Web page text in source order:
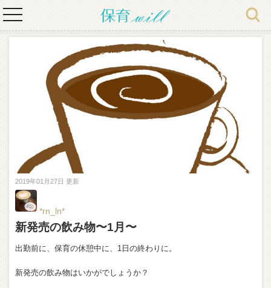
2019年01月27日 更新
*rn_ln*
新発売の飲み物〜1月〜
出勤前に、保育の休憩中に、1日の終わりに。
新発売の飲み物はいかがでしょうか？
toggle